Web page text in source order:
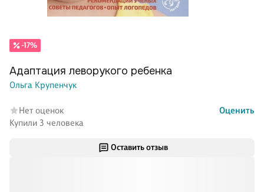
Оставить отзыв
-17%
Адаптация леворукого ребенка
Ольга Крупенчук
Нет оценок
Оценить
Купили 3 человека